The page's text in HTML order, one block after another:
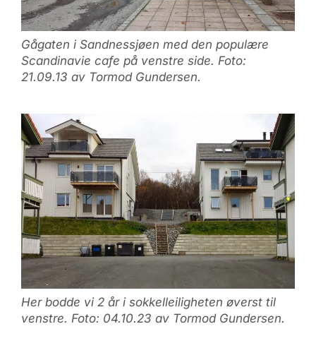
Gågaten i Sandnessjøen med den populære
Scandinavie cafe på venstre side. Foto:
21.09.13 av Tormod Gundersen.
Her bodde vi 2 år i sokkelleiligheten øverst til
venstre. Foto: 04.10.23 av Tormod Gundersen.